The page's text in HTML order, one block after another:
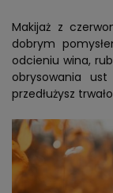
Makijaż z
dobrym
odcieniu wina,
obrysowania
przedłużysz